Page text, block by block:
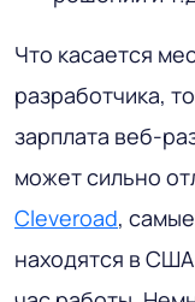
Что касается
разработчика,
зарплата веб-
может сильно
Cleveroad,
находятся в